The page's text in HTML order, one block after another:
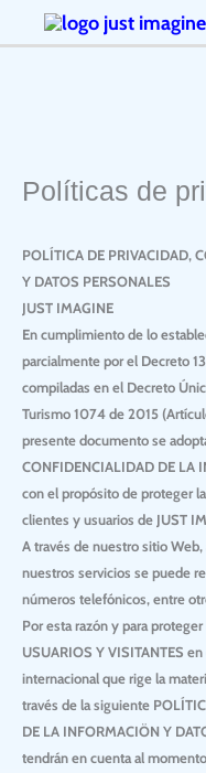
al
Políticas de
POLÍTICA DE PRIVACIDAD,
Y DATOS PERSONALES
JUST IMAGINE
En cumplimiento de lo
parcialmente por el Decreto
compiladas en el Decreto
Turismo 1074 de 2015
presente documento se
CONFIDENCIALIDAD DE LA
con el propósito de proteger
clientes y usuarios de JUST
A través de nuestro sitio
nuestros servicios se puede
números telefónicos, entre
Por esta razón y para
USUARIOS Y VISITANTES en
internacional que rige la
través de la siguiente
DE LA INFORMACIÖN Y
tendrán en cuenta al